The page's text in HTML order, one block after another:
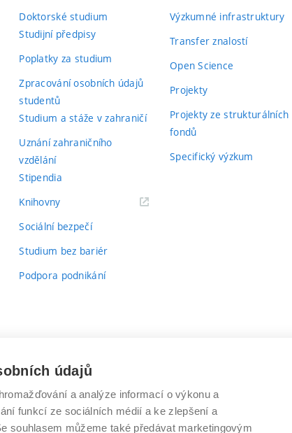
Doktorské studium
Studijní předpisy
Poplatky za studium
Zpracování osobních údajů
studentů
Studium a stáže v zahraničí
Uznání zahraničního
vzdělání
Stipendia
Knihovny(externí
Sociální bezpečí
Studium bez bariér
Podpora podnikání
Výzkumné infrastruktury
Transfer znalostí
Open Science
Projekty
Projekty ze strukturálních
fondů
Specifický výzkum
VYSOKÉ UČENÍ TECHNICKÉ V BRNĚ
Antonínská 548/1
www.vut.cz
údajů
a analýze informací o výkonu a
funkcí ze sociálních médií a ke zlepšení a
souhlasem můžeme také předávat marketingovým